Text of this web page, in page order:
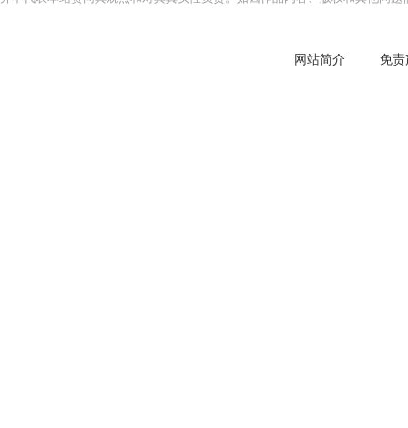
网站简介 免责